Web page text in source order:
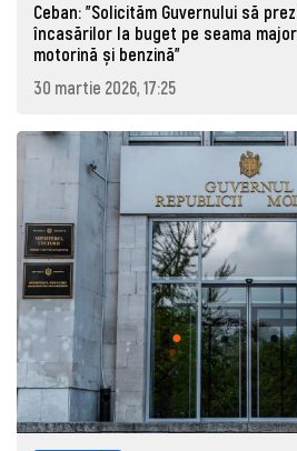
Ceban: "Solicităm Guvernului să
încasărilor la buget pe seama
motorină și benzină"
30 martie 2026, 17:25